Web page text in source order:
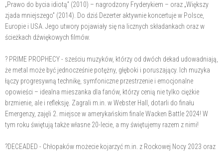
„Prawo do bycia idiotą” (2010) – nagrodzony Fryderykiem – oraz „Większy
zjada mniejszego” (2014). Do dziś Dezerter aktywnie koncertuje w Polsce,
Europie i USA. Jego utwory pojawiały się na licznych składankach oraz w
ścieżkach dźwiękowych filmów.
? PRIME PROPHECY - sześciu muzyków, którzy od dwóch dekad udowadniają,
że metal może być jednocześnie potężny, głęboki i poruszający. Ich muzyka
łączy progresywną technikę, symfoniczne przestrzenie i emocjonalne
opowieści – idealna mieszanka dla fanów, którzy cenią nie tylko ciężkie
brzmienie, ale i refleksję. Zagrali m.in. w Webster Hall, dotarli do finału
Emergenzy, zajęli 2. miejsce w amerykańskim finale Wacken Battle 2024! W
tym roku świętują także własne 20-lecie, a my świętujemy razem z nimi!
?DECEADED - Chłopaków możecie kojarzyć m.in. z Rockowej Nocy 2023 oraz